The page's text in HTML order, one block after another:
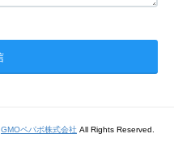
GMOペパボ株式会社 All Rights Reserved.